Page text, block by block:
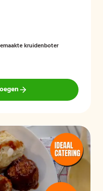
brood met kruidenboter
kruidenboter